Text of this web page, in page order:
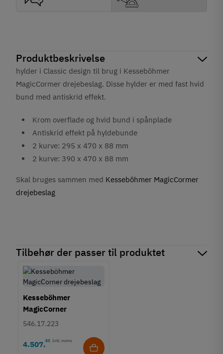
Produktbeskrivelse
hylder i Classic design til brug i Kesseböhmer
MagicCormer drejebeslag. Disse hylder er med fast hvid
bund med antiskrid effekt.
Krom overflade og hvid bund i spånplade
Antiskrid effekt på hyldebunde
2 kurve: 295 x 470 x 88 mm
2 kurve: 390 x 470 x 88 mm
Skal bruges sammen med Kesseböhmer MagicCormer
drejebeslag
Tilbehør der passer til produktet
Kesseböhmer
MagicCorner
drejebeslag
546.17.223
4.507,85 Inkl. moms